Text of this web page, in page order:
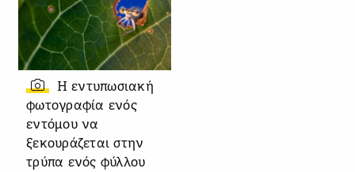
Η εντυπωσιακή
φωτογραφία ενός
εντόμου να
ξεκουράζεται στην
τρύπα ενός φύλλου